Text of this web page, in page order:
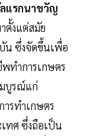
แรกนาขวัญ
ตั้งแต่สมัย
น ซึ่งจัดขึ้นเพื่อ
ทำการเกษตร
มบูรณ์แก่
รทำเกษตร
ทศ ซึ่งถือเป็น